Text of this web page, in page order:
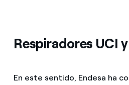
Respiradores UCI
En este sentido, Endesa ha